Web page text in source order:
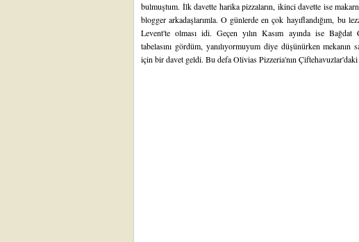
bulmuştum. İlk davette harika pizzaların, ikinci davette ise
blogger arkadaşlarımla. O günlerde en çok hayıflandığım, bu
Levent'te olması idi. Geçen yılın Kasım ayında ise Bağdat
tabelasını gördüm, yanılıyormuyum diye düşünürken
için bir davet geldi. Bu defa Olivias Pizzeria'nın